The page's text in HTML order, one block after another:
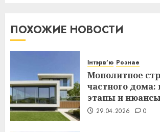
ПОХОЖИЕ НОВОСТИ
Інтэрв'ю Рознае
Монолитное
частного
этапы и
29.04.2026 0